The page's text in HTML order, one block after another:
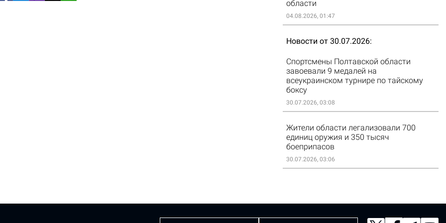
области
04.08.2026, 01:47
Новости от 30.07.2026
Спортсмены Полтавской области
завоевали 9 медалей на
всеукраинском турнире по тайскому
боксу
30.07.2026, 03:08
Жители области легализовали 700
единиц оружия и 350 тысяч
боеприпасов
30.07.2026, 03:06